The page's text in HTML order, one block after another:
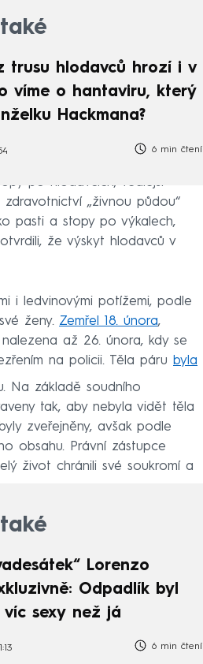
trusu hlodavců hrozí i v
víme o hantaviru, který
Hackmana?
6 min čtení
po hlodavcích, vedlejší
„živnou půdou“
pasti a stopy po výkalech,
že výskyt hlodavců v
i ledvinovými potížemi, podle
ženy. Zemřel 18. února,
až 26. února, kdy se
na policii. Těla páru byla
Na základě soudního
tak, aby nebyla vidět těla
zveřejněny, avšak podle
obsahu. Právní zástupce
život chránili své soukromí a
Lorenzo
Odpadlík byl
víc sexy než já
6 min čtení